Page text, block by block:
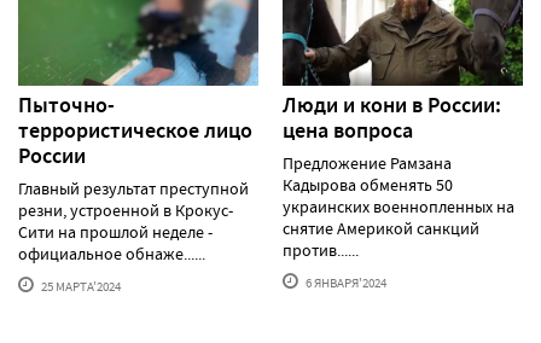
Пыточно-
террористическое лицо
России
Главный результат преступной
резни, устроенной в Крокус-
Сити на прошлой неделе -
официальное обнаже......
25 МАРТА'2024
Люди и кони в России:
цена вопроса
Предложение Рамзана
Кадырова обменять 50
украинских военнопленных на
снятие Америкой санкций
против......
6 ЯНВАРЯ'2024